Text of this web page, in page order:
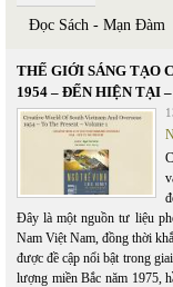
Đọc Sách - Mạn Đàm
THẾ GIỚI SÁNG TẠO
1954 – ĐẾN HIỆN TẠI –
Đây là một nguồn tư liệu
Nam Việt Nam, đồng thời
được đề cập nổi bật trong
lượng miền Bắc năm 1975,